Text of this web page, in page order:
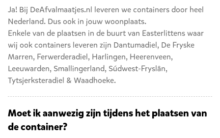
Ja! Bij DeAfvalmaatjes.nl leveren we containers door heel
Nederland. Dus ook in jouw woonplaats.
Enkele van de plaatsen in de buurt van Easterlittens waar
wij ook containers leveren zijn Dantumadiel, De Fryske
Marren, Ferwerderadiel, Harlingen, Heerenveen,
Leeuwarden, Smallingerland, Súdwest-Fryslân,
Tytsjerksteradiel & Waadhoeke.
Moet ik aanwezig zijn tijdens het plaatsen van
de container?